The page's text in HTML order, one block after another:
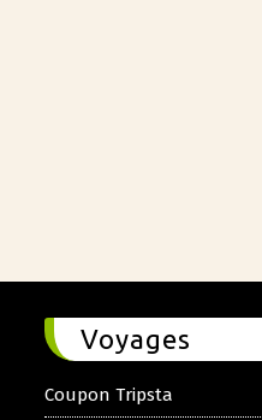
Voyages
Coupon Tripsta